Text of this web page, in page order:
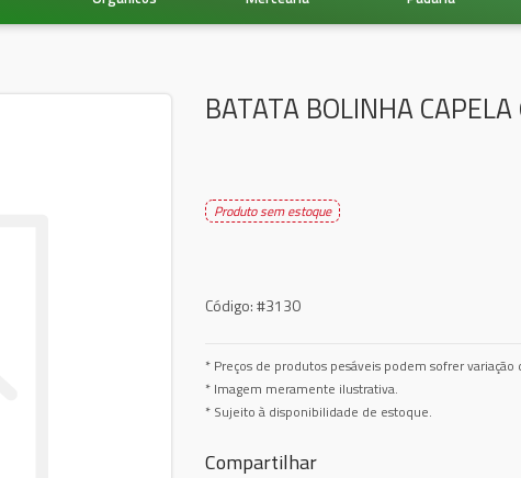
BATATA BOLINHA
Produto sem estoque
Código:#3130
* Preços de produtos pesáveis podem sofrer
* Imagem meramente ilustrativa.
* Sujeito à disponibilidade de estoque.
Compartilhar